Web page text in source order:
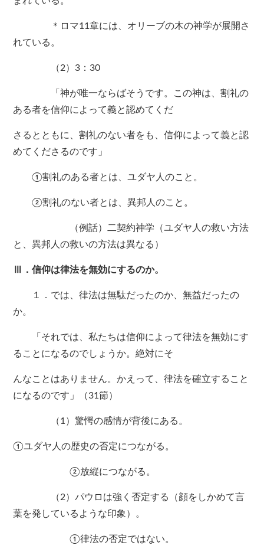
＊ロマ11章には、オリーブの木の神学が展開さ
れている。
（2）3：30
「神が唯一ならばそうです。この神は、割礼の
ある者を信仰によって義と認めてくだ
さるとともに、割礼のない者をも、信仰によって義と認
めてくださるのです」
①割礼のある者とは、ユダヤ人のこと。
②割礼のない者とは、異邦人のこと。
（例話）二契約神学（ユダヤ人の救い方法
と、異邦人の救いの方法は異なる）
Ⅲ．信仰は律法を無効にするのか。
１．では、律法は無駄だったのか、無益だったの
か。
「それでは、私たちは信仰によって律法を無効にす
ることになるのでしょうか。絶対にそ
んなことはありません。かえって、律法を確立すること
になるのです」（31節）
（1）驚愕の感情が背後にある。
①ユダヤ人の歴史の否定につながる。
②放縦につながる。
（2）パウロは強く否定する（顔をしかめて言
葉を発しているような印象）。
①律法の否定ではない。